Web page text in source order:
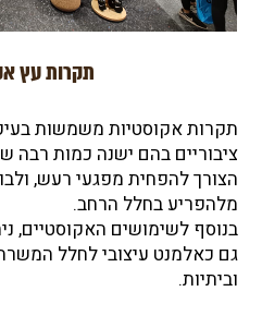
תקרות עץ
תקרות אקוסטיות משמשות
ציבוריים בהם ישנה כמות רבה
הצורך להפחית מפגעי רעש,
מלהפריע בחלל הרחב.
בנוסף לשימושים האקוסטיים,
גם כאלמנט עיצובי לחלל
וביתיות.